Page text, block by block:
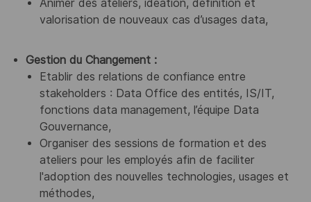
Animer des ateliers, idéation, définition et
valorisation de nouveaux cas d’usages data,
Gestion du Changement :
Etablir des relations de confiance entre
stakeholders : Data Office des entités, IS/IT,
fonctions data management, l’équipe Data
Gouvernance,
Organiser des sessions de formation et des
ateliers pour les employés afin de faciliter
l'adoption des nouvelles technologies, usages et
méthodes,